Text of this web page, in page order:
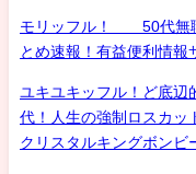
モリッフル！ 50代無職
とめ速報！有益便利情
ユキユキッフル！ど底辺
代！人生の強制ロスカッ
クリスタルキングボンビ